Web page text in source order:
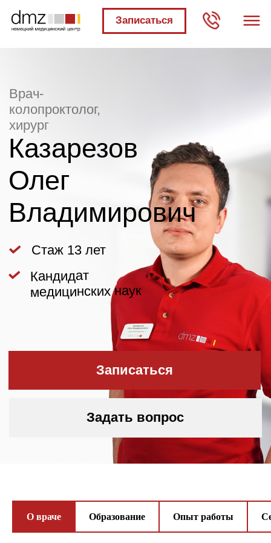
Записаться
хирург
Стаж 13 лет
Казарезов
Олег
Владимирович
Задать вопрос
медицинских наук
О враче Образование Опыт работы
и сертификаты